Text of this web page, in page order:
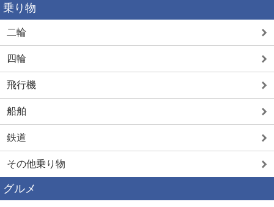
乗り物
二輪
四輪
飛行機
船舶
鉄道
その他乗り物
グルメ